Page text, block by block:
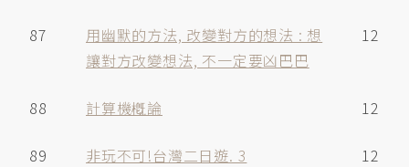
87
用幽默的方法, 改變對方的想法 : 想
讓對方改變想法, 不一定要凶巴巴
12
88 計算機槪論 12
89 非玩不可!台灣二日遊. 3 12